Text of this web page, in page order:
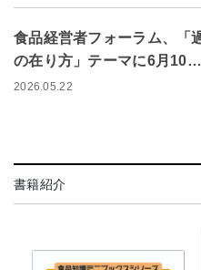
食品経営者フォーラム、「
の在り方」テーマに6月10…
2026.05.22
書籍紹介